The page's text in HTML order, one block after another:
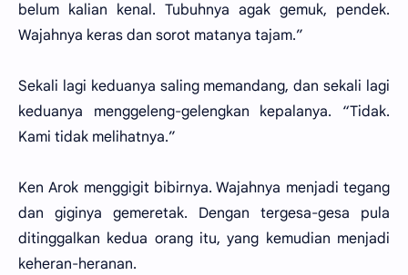
belum kalian kenal. Tubuhnya agak gemuk, pendek.
Wajahnya keras dan sorot matanya tajam.”
Sekali lagi keduanya saling memandang, dan sekali lagi
keduanya menggeleng-gelengkan kepalanya. “Tidak.
Kami tidak melihatnya.”
Ken Arok menggigit bibirnya. Wajahnya menjadi tegang
dan giginya gemeretak. Dengan tergesa-gesa pula
ditinggalkan kedua orang itu, yang kemudian menjadi
keheran-heranan.